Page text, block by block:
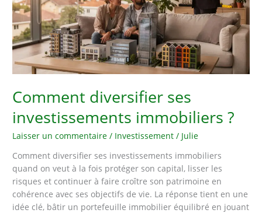
Comment diversifier ses
investissements immobiliers ?
Laisser un commentaire / Investissement / Julie
Comment diversifier ses investissements immobiliers
quand on veut à la fois protéger son capital, lisser les
risques et continuer à faire croître son patrimoine en
cohérence avec ses objectifs de vie. La réponse tient en une
idée clé, bâtir un portefeuille immobilier équilibré en jouant